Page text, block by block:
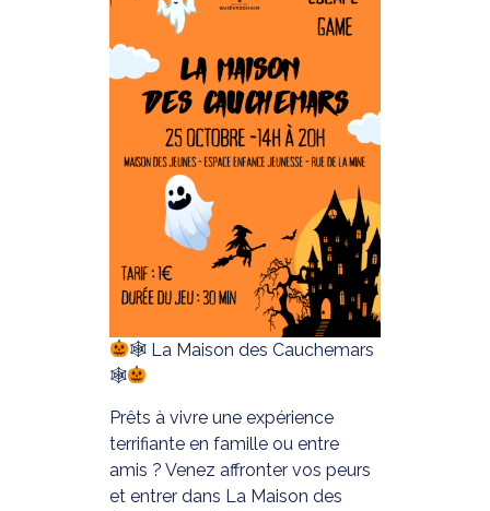
🕸 La Maison des Cauchemars
🕸
Prêts à vivre une expérience
terrifiante en famille ou entre
amis ? Venez affronter vos peurs
et entrer dans La Maison des